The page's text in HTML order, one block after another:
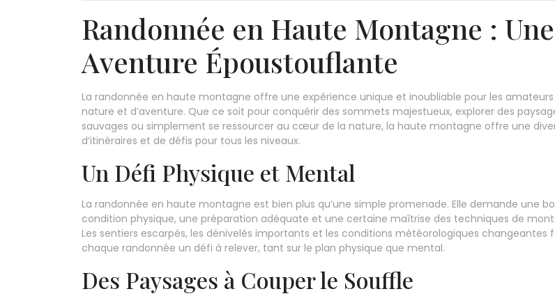
Randonnée en Haute Montagne : Une
Aventure Époustouflante
La randonnée en haute montagne offre une expérience unique et inoubliable pour les
nature et d’aventure. Que ce soit pour conquérir des sommets majestueux, explorer des
sauvages ou simplement se ressourcer au cœur de la nature, la haute montagne offre une
d’itinéraires et de défis pour tous les niveaux.
Un Défi Physique et Mental
La randonnée en haute montagne est bien plus qu’une simple promenade. Elle demande une
condition physique, une préparation adéquate et une certaine maîtrise des techniques de
Les sentiers escarpés, les dénivelés importants et les conditions météorologiques changeantes
chaque randonnée un défi à relever, tant sur le plan physique que mental.
Des Paysages à Couper le Souffle